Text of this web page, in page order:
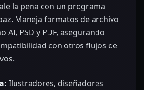
la pena con un programa
Maneja formatos de archivo
AI, PSD y PDF, asegurando
con otros flujos de
Ilustradores, diseñadores